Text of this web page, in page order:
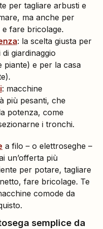
per tagliare arbusti e
ma anche per
fare bricolage.
: la scelta giusta per
giardinaggio
piante) e per la casa
: macchine
più pesanti, che
potenza, come
i tronchi.
a filo – o elettroseghe –
un’offerta più
per potare, tagliare
fare bricolage. Te
comode da
semplice da